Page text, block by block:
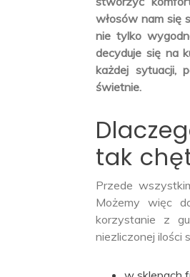
włosów nam się
nie tylko
decyduje się na
każdej sytuacji,
świetnie.
tak
Przede
Możemy więc
korzystanie z
niezliczonej ilości